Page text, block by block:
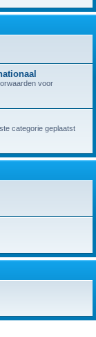
voor
categorie geplaatst